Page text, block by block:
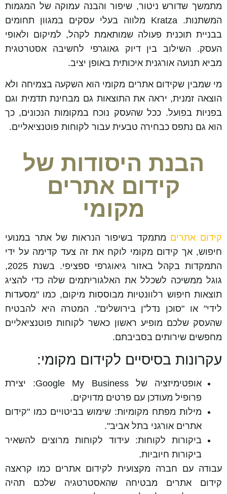
מתמשך שדורש ניטור, שיפור והבנה עמוקה של המגמות
המשתנות. Kratza מלווה בעלי עסקים במגוון תחומים
בבניית תוכנית פעולה שמותאמת לקהל, למיקום ולאופי
העסק. השילוב בין דיוק גאוגרפי לחשיבה אסטרטגית
מביא תנועה אורגנית איכותית באופן יציב.
מי שמבין שקידום אתרים מקומי הוא השקעה בצמיחה ולא
הוצאה זמנית, יראה את התוצאות גם מבחינת תדמית וגם
בפניות בפועל. ככל שהעסק נוכח במקומות הנכונים, כך
הוא גם נתפס כבחירה טבעית עבור לקוחות פוטנציאליים.
הבנת היסודות של
קידום אתרים
מקומי
קידום אתרים מתמקד בשיפור הנראות של אתר במנועי
חיפוש, אך קידום מקומי לוקח את זה צעד קדימה על ידי
התמקדות בקהל באזור גיאוגרפי ספציפי. בשנת 2025,
גוגל ממשיכה לשכלל את האלגוריתמים שלה כדי להציג
תוצאות חיפוש רלוונטיות מבוססות מיקום, כמו "מסעדות
לידי" או "סוכן נדל"ן בירושלים". המטרה היא להבטיח
שהעסק שלכם מופיע ראשון כאשר לקוחות פוטנציאליים
מחפשים שירותים בסביבתם.
עקרונות בסיסיים לקידום מקומי:
אופטימיזציה שלGoogle My Business: יצירת
פרופיל מעודכן עם פרטים מדויקים.
מילות מפתח מקומיות: שימוש בביטויים כמו "קידום
אתרים אורגני בתל אביב".
ביקורות לקוחות: עידוד לקוחות מרוצים להשאיר
ביקורות חיוביות.
עבודה עם חברה מקצועית לקידום אתרים כמו קראצה
קידום אתרים מבטיחה שהאסטרטגיה שלכם תהיה